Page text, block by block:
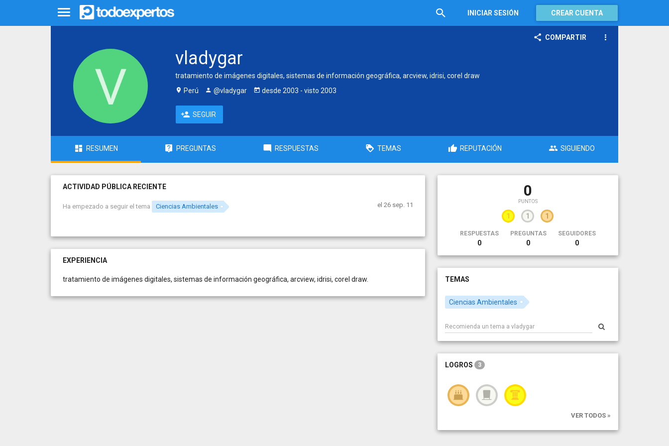
INICIAR SESIÓN CREAR CUENTA
COMPARTIR
vladygar
tratamiento de imágenes digitales, sistemas de información geográfica, arcview, idrisi, corel draw
Perú
@vladygar desde 2003 - visto 2003
SEGUIR
RESUMEN PREGUNTAS RESPUESTAS TEMAS REPUTACIÓN SIGUIENDO
ACTIVIDAD PÚBLICA RECIENTE
Ha empezado a seguir el tema Ciencias Ambientales el 26 sep. 11
EXPERIENCIA
tratamiento de imágenes digitales, sistemas de información geográfica, arcview, idrisi, corel draw.
0
PUNTOS
1 1 1
RESPUESTAS
0
PREGUNTAS
0
SEGUIDORES
0
TEMAS
Ciencias Ambientales
LOGROS 3
VER TODOS »